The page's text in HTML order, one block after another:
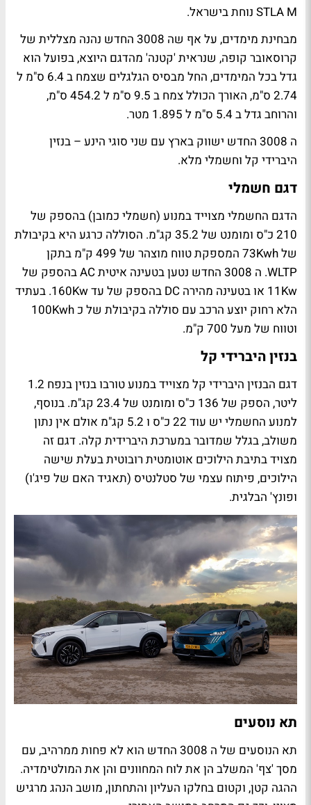
STLA M נוחת בישראל.
מבחינת מימדים, על אף שה 3008 החדש נהנה מצללית של
קרוסאובר קופה, שנראית 'קטנה' מהדגם היוצא, בפועל הוא
גדל בכל המימדים, החל מבסיס הגלגלים שצמח ב 6.4 ס"מ ל
2.74 ס"מ, האורך הכולל צמח ב 9.5 ס"מ ל 454.2 ס"מ,
והרוחב גדל ב 5.4 ס"מ ל 1.895 מטר.
ה 3008 החדש ישווק בארץ עם שני סוגי הינע – בנזין
היברידי קל וחשמלי מלא.
דגם חשמלי
הדגם החשמלי מצוייד במנוע (חשמלי כמובן) בהספק של
210 כ"ס ומומנט של 35.2 קג"מ. הסוללה כרגע היא בקיבולת
של73Kwh המספקת טווח מוצהר של 499 ק"מ בתקן
WLTP. ה 3008 החדש נטען בטעינה איטית ACבהספק של
11Kw או בטעינה מהירה DC בהספק של עד160Kw. בעתיד
הלא רחוק יוצע הרכב עם סוללה בקיבולת של כ100Kwh
וטווח של מעל 700 ק"מ.
בנזין היברידי קל
דגם הבנזין היברידי קל מצוייד במנוע טורבו בנזין בנפח 1.2
ליטר, הספק של 136 כ"ס ומומנט של 23.4 קג"מ. בנוסף,
למנוע החשמלי יש עוד 22 כ"ס ו 5.2 קג"מ אולם אין נתון
משולב, בגלל שמדובר במערכת היברידית קלה. דגם זה
מצויד בתיבת הילוכים אוטומטית רובוטית בעלת שישה
הילוכים, פיתוח עצמי של סטלנטיס (תאגיד האם של פיג'ו)
ופונץ' הבלגית.
תא נוסעים
תא הנוסעים של ה 3008 החדש הוא לא פחות ממרהיב, עם
מסך 'צף' המשלב הן את לוח המחוונים והן את המולטימדיה.
ההגה קטן, וקטום בחלקו העליון והתחתון, מושב הנהג מרגיש